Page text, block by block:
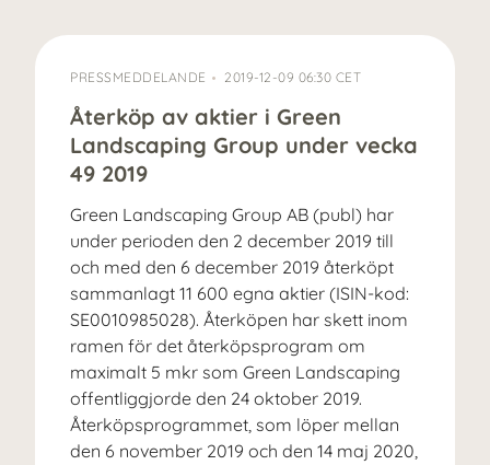
PRESSMEDDELANDE 2019-12-09 06:30 CET
Återköp av aktier i Green
Landscaping Group under vecka
49 2019
Green Landscaping Group AB (publ) har
under perioden den 2 december 2019 till
och med den 6 december 2019 återköpt
sammanlagt 11 600 egna aktier (ISIN-kod:
SE0010985028). Återköpen har skett inom
ramen för det återköpsprogram om
maximalt 5 mkr som Green Landscaping
offentliggjorde den 24 oktober 2019.
Återköpsprogrammet, som löper mellan
den 6 november 2019 och den 14 maj 2020,